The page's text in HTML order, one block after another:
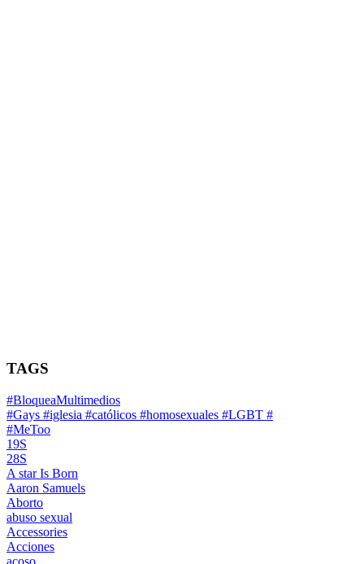
TAGS
#BloqueaMultimedios
#Gays #iglesia #católicos #homosexuales #LGBT #
#MeToo
19S
28S
A star Is Born
Aaron Samuels
Aborto
abuso sexual
Accessories
Acciones
acoso